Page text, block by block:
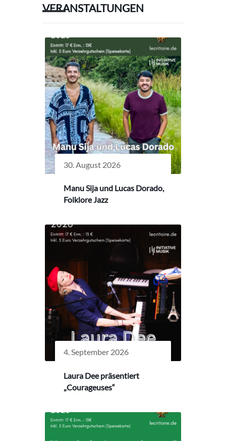
VERANSTALTUNGEN
30. August 2026
Manu Sija und Lucas Dorado,
Folklore Jazz
4. September 2026
Laura Dee präsentiert
„Courageuses“